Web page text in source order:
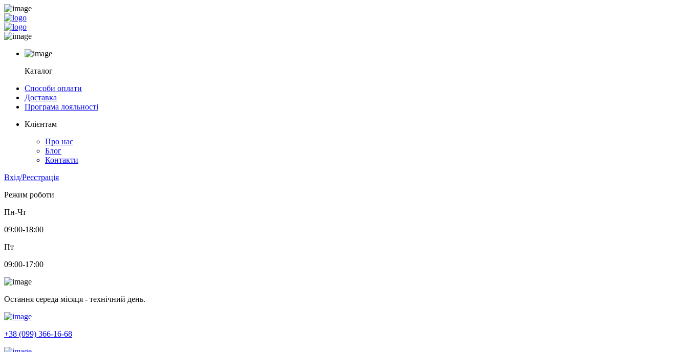
Каталог
Способи оплати
Доставка
Програма лояльності
Клієнтам
Про нас
Блог
Контакти
Вхід/Реєстрація
Режим роботи
Пн-Чт
09:00-18:00
Пт
09:00-17:00
Остання середа місяця - технічний день.
+38 (099) 366-16-68